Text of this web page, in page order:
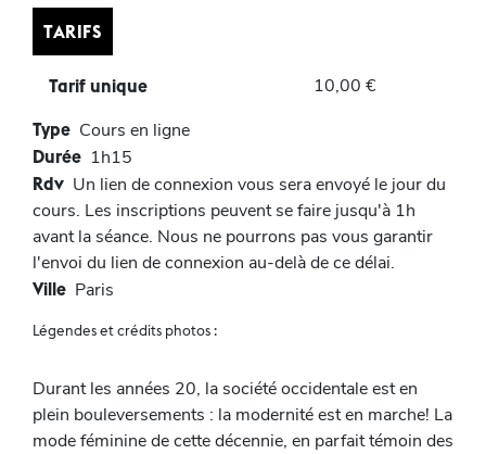
TARIFS
Tarif unique 10,00 €
Type Cours en ligne
Durée 1h15
Rdv Un lien de connexion vous sera envoyé le jour du
cours. Les inscriptions peuvent se faire jusqu'à 1h
avant la séance. Nous ne pourrons pas vous garantir
l'envoi du lien de connexion au-delà de ce délai.
Ville Paris
Légendes et crédits photos :
Durant les années 20, la société occidentale est en
plein bouleversements : la modernité est en marche! La
mode féminine de cette décennie, en parfait témoin des